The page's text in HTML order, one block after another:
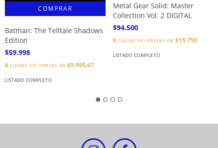
Batman: The Telltale Shadows
Edition
$59.998
6cuotas sin interés de $9.999,67
LISTADO COMPLETO
Metal Gear Solid: Master
Collection Vol. 2 DIGITAL
$94.500
6cuotas sin interés de $15.750
LISTADO COMPLETO